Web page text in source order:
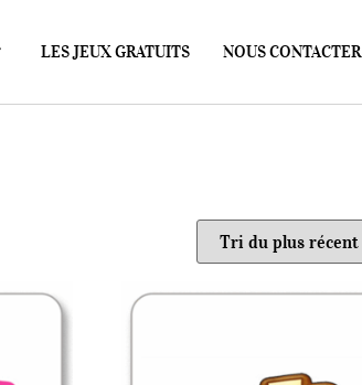
LES JEUX GRATUITS NOUS CONTACTER